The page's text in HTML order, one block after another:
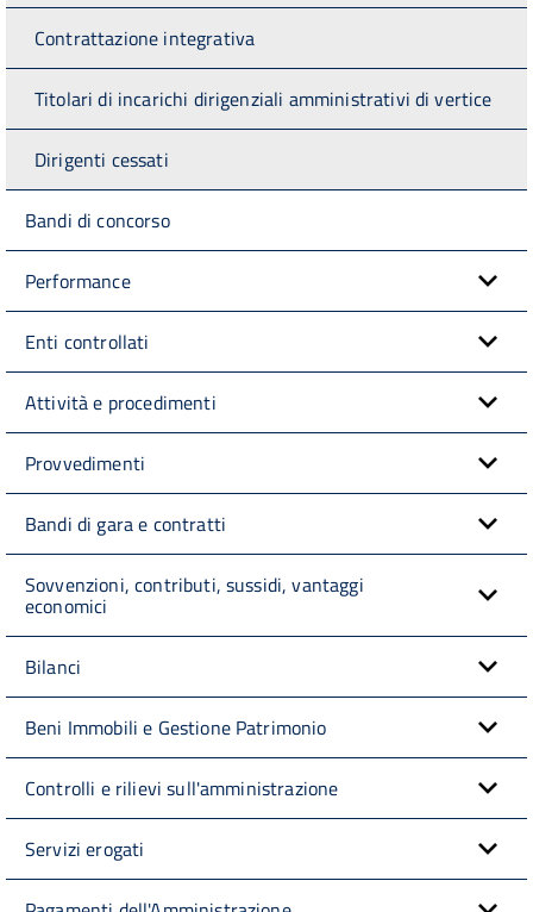
Contrattazione integrativa
Titolari di incarichi dirigenziali amministrativi di vertice
Dirigenti cessati
Bandi di concorso
Performance
Enti controllati
Attività e procedimenti
Provvedimenti
Bandi di gara e contratti
Sovvenzioni, contributi, sussidi, vantaggi
economici
Bilanci
Beni Immobili e Gestione Patrimonio
Controlli e rilievi sull'amministrazione
Servizi erogati